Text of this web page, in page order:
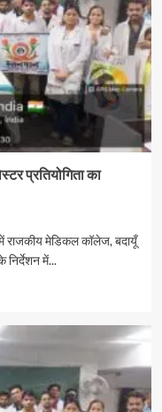
प्रतियोगिता का
राजकीय मेडिकल कॉलेज, बदायूँ
निर्देशन में...